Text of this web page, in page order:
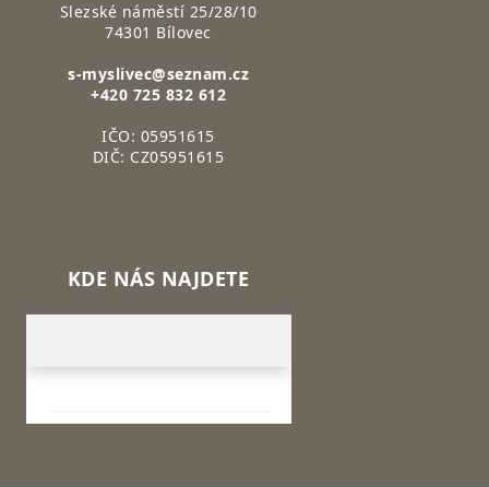
Slezské náměstí 25/28/10
74301 Bílovec
s-myslivec@seznam.cz
+420 725 832 612
IČO: 05951615
DIČ: CZ05951615
KDE NÁS NAJDETE